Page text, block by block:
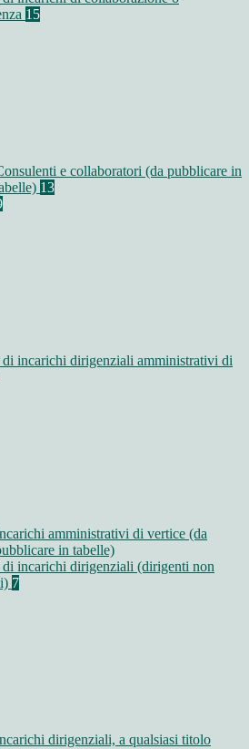
15
e collaboratori (da pubblicare in
13
incarichi dirigenziali amministrativi di
amministrativi di vertice (da
in tabelle)
incarichi dirigenziali (dirigenti non
7
dirigenziali, a qualsiasi titolo